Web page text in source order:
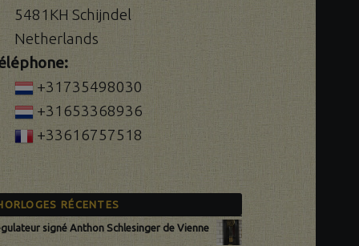
5481KH Schijndel
Netherlands
+31735498030
+31653368936
+33616757518
RÉCENTES
signé Anthon Schlesinger de Vienne